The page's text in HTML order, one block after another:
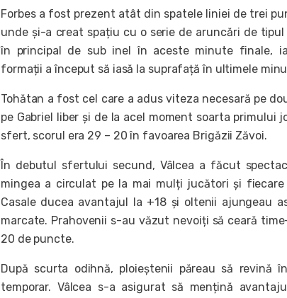
Forbes a fost prezent atât din spatele liniei de trei
unde și-a creat spațiu cu o serie de aruncări de
în principal de sub inel în aceste minute finale,
formații a început să iasă la suprafață în ultimele
Tohătan a fost cel care a adus viteza necesară pe
pe Gabriel liber și de la acel moment soarta primului
sfert, scorul era 29 – 20 în favoarea Brigăzii Zăvoi.
În debutul sfertului secund, Vâlcea a făcut
mingea a circulat pe la mai mulți jucători și
Casale ducea avantajul la +18 și oltenii ajungeau
marcate. Prahovenii s-au văzut nevoiți să ceară
20 de puncte.
După scurta odihnă, ploieștenii păreau să
temporar. Vâlcea s-a asigurat să mențină